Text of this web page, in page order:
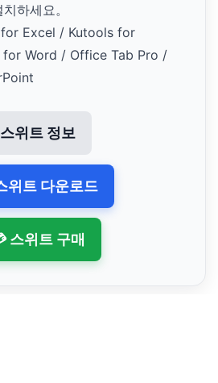
하세요。
Excel / Kutools for
Word / Office Tab Pro /
스위트 정보
위트 다운로드
스위트 구매